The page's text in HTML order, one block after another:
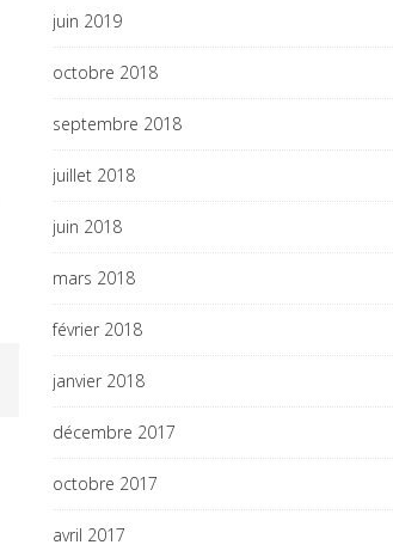
juin 2019
octobre 2018
septembre 2018
juillet 2018
juin 2018
mars 2018
février 2018
janvier 2018
décembre 2017
octobre 2017
avril 2017